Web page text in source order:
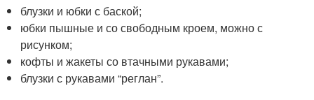
блузки и юбки с баской;
юбки пышные и со свободным кроем, можно с
рисунком;
кофты и жакеты со втачными рукавами;
блузки с рукавами “реглан”.